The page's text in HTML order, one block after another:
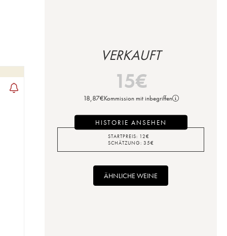
VERKAUFT
15€
18,87€Kommission mit inbegriffen
HISTORIE ANSEHEN
STARTPREIS: 12€
SCHÄTZUNG: 35€
ÄHNLICHE WEINE